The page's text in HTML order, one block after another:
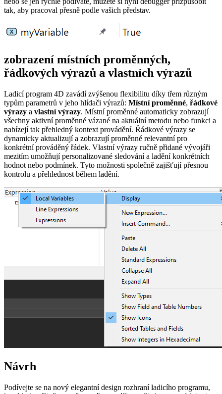
tak, aby pracoval přesně podle vašich představ.
zobrazení místních proměnných,
řádkových výrazů a vlastních výrazů
Ladicí program 4D zavádí zvýšenou flexibilitu díky třem různým
typům parametrů v jeho hlídači výrazů: Místní proměnné, řádkové
výrazy a vlastní výrazy. Místní proměnné automaticky zobrazují
všechny aktivní proměnné vázané na aktuální metodu nebo funkci a
nabízejí tak přehledný kontext provádění. Řádkové výrazy se
dynamicky aktualizují a zobrazují proměnné relevantní pro
konkrétní prováděný řádek. Vlastní výrazy ručně přidané vývojáři
mezitím umožňují personalizované sledování a ladění konkrétních
hodnot nebo podmínek. Tyto možnosti společně zajišťují přesnou
kontrolu a přehlednost během ladění.
Návrh
Podívejte se na nový elegantní design rozhraní ladicího programu,